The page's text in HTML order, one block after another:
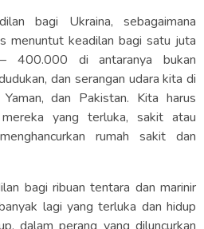
bagi Ukraina, sebagaimana
menuntut keadilan bagi satu juta
400.000 di antaranya bukan
dan serangan udara kita di
dan Pakistan. Kita harus
yang terluka, sakit atau
rumah sakit dan
bagi ribuan tentara dan marinir
lagi yang terluka dan hidup